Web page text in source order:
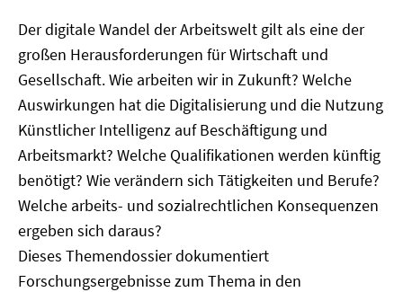
Der digitale Wandel der Arbeitswelt gilt als eine der
großen Herausforderungen für Wirtschaft und
Gesellschaft. Wie arbeiten wir in Zukunft? Welche
Auswirkungen hat die Digitalisierung und die Nutzung
Künstlicher Intelligenz auf Beschäftigung und
Arbeitsmarkt? Welche Qualifikationen werden künftig
benötigt? Wie verändern sich Tätigkeiten und Berufe?
Welche arbeits- und sozialrechtlichen Konsequenzen
ergeben sich daraus?
Dieses Themendossier dokumentiert
Forschungsergebnisse zum Thema in den